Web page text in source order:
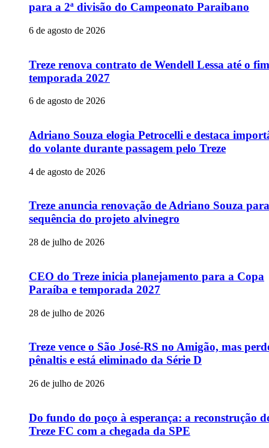
para a 2ª divisão do Campeonato Paraibano
6 de agosto de 2026
Treze renova contrato de Wendell Lessa até o
temporada 2027
6 de agosto de 2026
Adriano Souza elogia Petrocelli e destaca
do volante durante passagem pelo Treze
4 de agosto de 2026
Treze anuncia renovação de Adriano Souza para
sequência do projeto alvinegro
28 de julho de 2026
CEO do Treze inicia planejamento para a Copa
Paraíba e temporada 2027
28 de julho de 2026
Treze vence o São José-RS no Amigão, mas
pênaltis e está eliminado da Série D
26 de julho de 2026
Do fundo do poço à esperança: a reconstrução
Treze FC com a chegada da SPE